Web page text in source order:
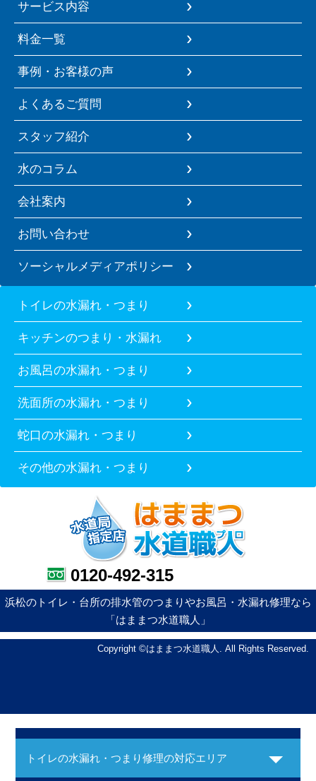
サービス内容
料金一覧
事例・お客様の声
よくあるご質問
スタッフ紹介
水のコラム
会社案内
お問い合わせ
ソーシャルメディアポリシー
トイレの水漏れ・つまり
キッチンのつまり・水漏れ
お風呂の水漏れ・つまり
洗面所の水漏れ・つまり
蛇口の水漏れ・つまり
その他の水漏れ・つまり
0120-492-315
浜松のトイレ・台所の排水管のつまりやお風呂・水漏れ修理なら
「はままつ水道職人」
Copyright ©はままつ水道職人. All Rights Reserved.
トイレの水漏れ・つまり修理の対応エリア